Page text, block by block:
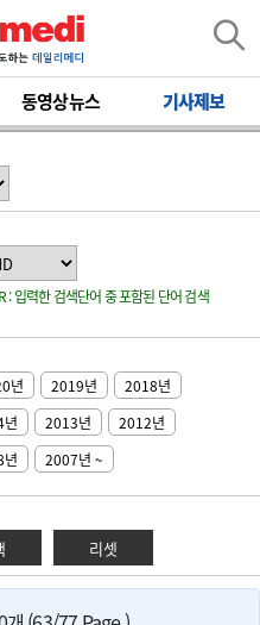
동영상뉴스 기사제보
: 입력한 검색단어 중 포함된 단어 검색
년 2019년
2018년
2013년
2012년
2007년 ~
리셋